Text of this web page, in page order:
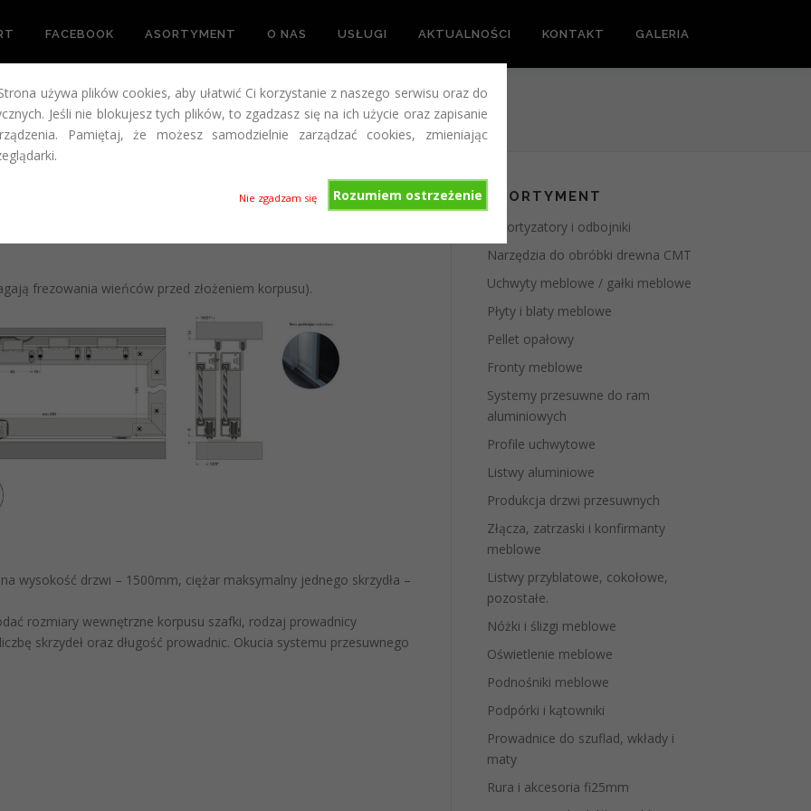
używa plików cookies, aby ułatwić Ci korzystanie z naszego serwisu oraz do
Jeśli nie blokujesz tych plików, to zgadzasz się na ich użycie oraz zapisanie
Pamiętaj, że możesz samodzielnie zarządzać cookies, zmieniając
Rozumiem ostrzeżenie
Nie zgadzam się
FACEBOOK ASORTYMENT O NAS USŁUGI AKTUALNOŚCI KONTAKT GALERIA
ALUMINIOWYCH
jako systemy przesuwne wewnętrzne.
frezowania wieńców przed złożeniem korpusu).
wysokość drzwi – 1500mm, ciężar maksymalny jednego skrzydła –
rozmiary wewnętrzne korpusu szafki, rodzaj prowadnicy
skrzydeł oraz długość prowadnic. Okucia systemu przesuwnego
ASORTYMENT
Amortyzatory i odbojniki
Narzędzia do obróbki drewna CMT
Uchwyty meblowe / gałki meblowe
Płyty i blaty meblowe
Pellet opałowy
Fronty meblowe
Systemy przesuwne do ram
aluminiowych
Profile uchwytowe
Listwy aluminiowe
Produkcja drzwi przesuwnych
Złącza, zatrzaski i konfirmanty
meblowe
Listwy przyblatowe, cokołowe,
pozostałe.
Nóżki i ślizgi meblowe
Oświetlenie meblowe
Podnośniki meblowe
Podpórki i kątowniki
Prowadnice do szuflad, wkłady i
maty
Rura i akcesoria fi25mm